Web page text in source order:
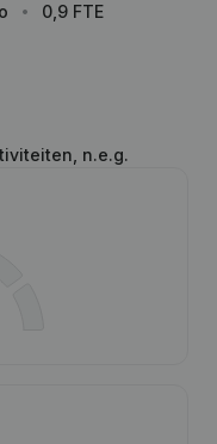
0,9 FTE
n.e.g.